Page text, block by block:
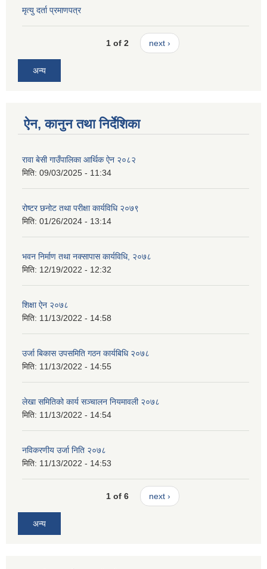
मृत्यु दर्ता प्रमाणपत्र
1 of 2 next ›
अन्य
ऐन, कानुन तथा निर्देशिका
रावा बेसी गाउँपालिका आर्थिक ऐन २०८२
मिति: 09/03/2025 - 11:34
रोष्टर छनोट तथा परीक्षा कार्यविधि २०७९
मिति: 01/26/2024 - 13:14
भवन निर्माण तथा नक्सापास कार्यविधि, २०७८
मिति: 12/19/2022 - 12:32
शिक्षा ऐन २०७८
मिति: 11/13/2022 - 14:58
उर्जा बिकास उपसमिति गठन कार्यबिधि २०७८
मिति: 11/13/2022 - 14:55
लेखा समितिको कार्य सञ्चालन नियमावली २०७८
मिति: 11/13/2022 - 14:54
नविकरणीय उर्जा निति २०७८
मिति: 11/13/2022 - 14:53
1 of 6 next ›
अन्य